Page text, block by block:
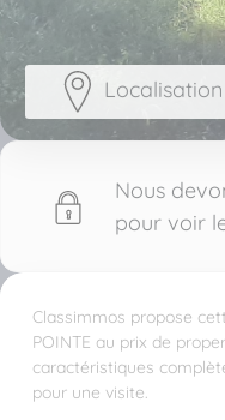
Localisation
Nous
pour voir
Classimmos propose
POINTE au prix de
caractéristiques
pour une visite.